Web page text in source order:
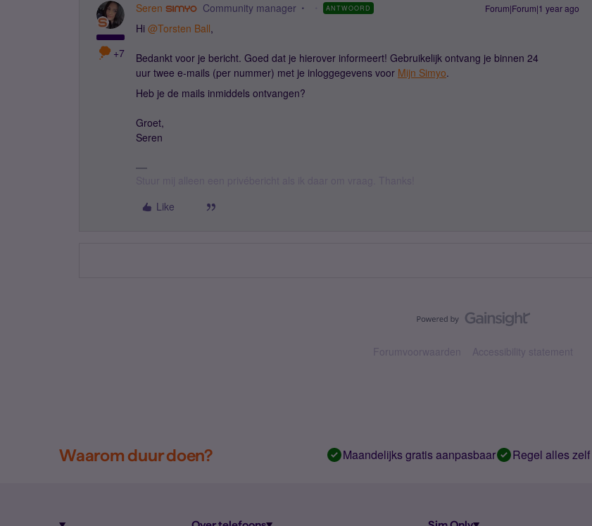
+7
Seren Community manager ANTWOORD Forum|Forum|1 year ago
Hi ​ @Torsten Ball,
Bedankt voor je bericht. Goed dat je hierover informeert! Gebruikelijk ontvang je binnen 24
uur twee e-mails (per nummer) met je inloggegevens voor Mijn Simyo.
Heb je de mails inmiddels ontvangen?
Groet,
Seren
Like
Forumvoorwaarden Accessibility statement
Waarom duur doen? Maandelijks gratis aanpasbaar Regel alles